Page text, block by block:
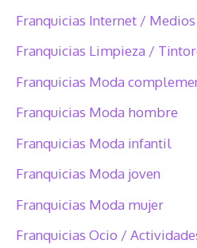
Franquicias Internet /
Franquicias Limpieza /
Franquicias Moda
Franquicias Moda hombre
Franquicias Moda infantil
Franquicias Moda joven
Franquicias Moda mujer
Franquicias Ocio /